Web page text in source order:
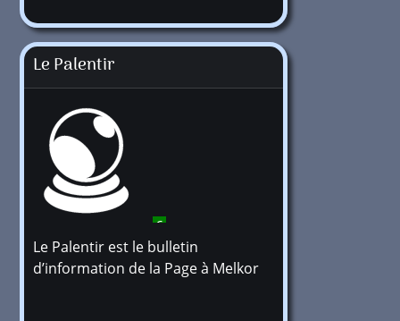
Le Palentir
6
Le Palentir est le bulletin
d’information de la Page à Melkor